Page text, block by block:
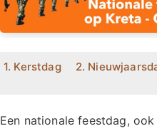
1. Kerstdag 2.
Een nationale feestdag,